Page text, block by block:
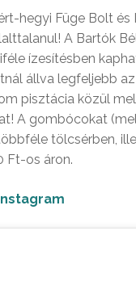
hegyi Füge Bolt és
A Bartók
ízesítésben
állva legfeljebb
pisztácia közül
A gombócokat
tölcsérben,
Ft-os áron.